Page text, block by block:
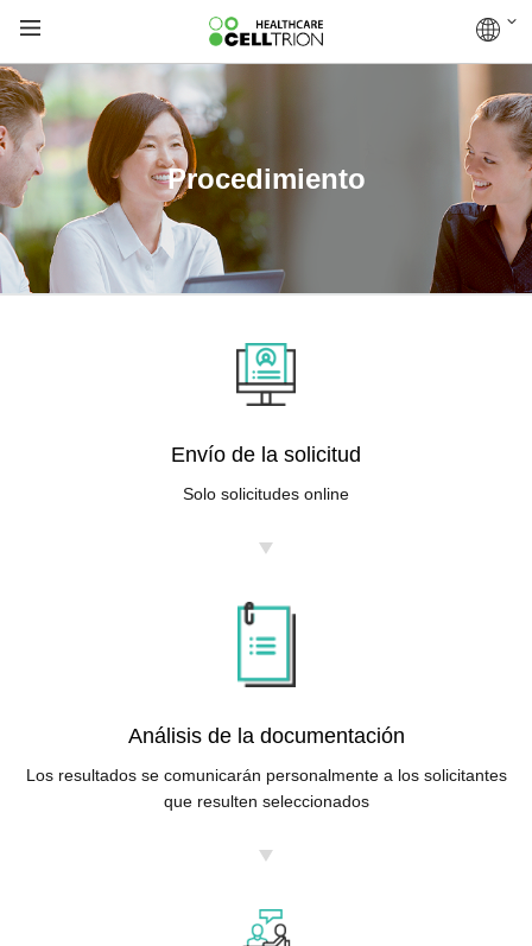
Procedimiento
Envío de la solicitud
Solo solicitudes online
Análisis de la documentación
Los resultados se comunicarán personalmente a los solicitantes
que resulten seleccionados